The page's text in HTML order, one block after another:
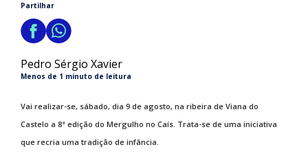
Partilhar
Pedro Sérgio Xavier
Menos de 1 minuto de leitura
Vai realizar-se, sábado, dia 9 de agosto, na ribeira de Viana do
Castelo a 8ª edição do Mergulho no Caís. Trata-se de uma iniciativa
que recria uma tradição de infância.